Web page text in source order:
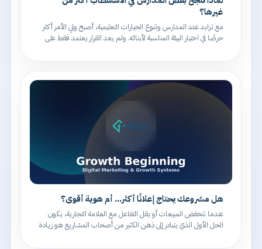
غيرها؟
مع تزايد عدد المدارس وتنوع الخيارات التعليمية، أصبح ولي الأمر أكثر
حرصًا في اختيار البيئة المناسبة لأبنائه. ولم يعد القرار يعتمد فقط على
هل مشروعك يحتاج إعلانًا أكثر... أم هوية أقوى؟
عندما تنخفض المبيعات أو يقل التفاعل مع العلامة التجارية، يكون
الحل الأول الذي يتبادر إلى ذهن الكثير من أصحاب المشاريع هو زيادة